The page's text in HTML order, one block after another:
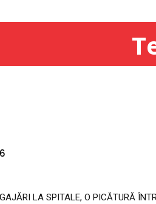
LA SPITALE, O PICĂTURĂ